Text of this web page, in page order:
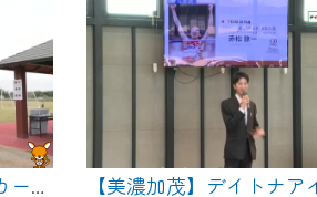
【美濃加茂】美濃加茂サッカー少年団あじさいCUP